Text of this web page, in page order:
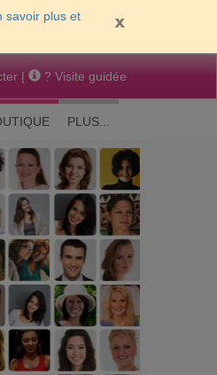
savoir plus et
| ? Visite guidée
PLUS...